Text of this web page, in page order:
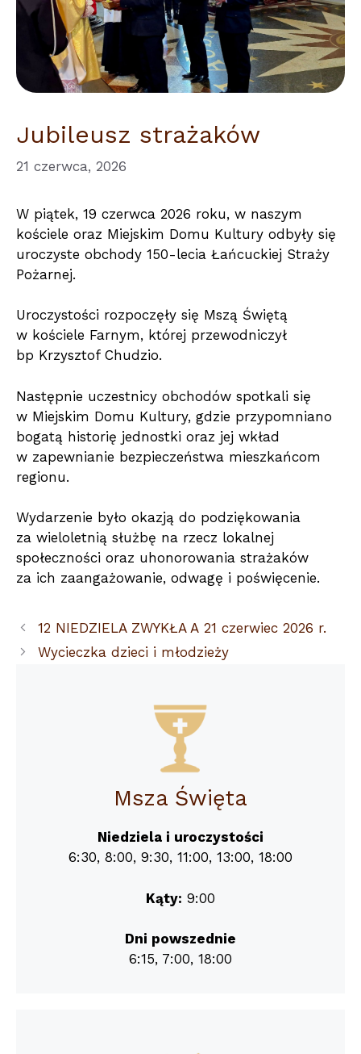
Jubileusz strażaków
21 czerwca, 2026
W piątek, 19 czerwca 2026 roku, w naszym
kościele oraz Miejskim Domu Kultury odbyły się
uroczyste obchody 150-lecia Łańcuckiej Straży
Pożarnej.
Uroczystości rozpoczęły się Mszą Świętą
w kościele Farnym, której przewodniczył
bp Krzysztof Chudzio.
Następnie uczestnicy obchodów spotkali się
w Miejskim Domu Kultury, gdzie przypomniano
bogatą historię jednostki oraz jej wkład
w zapewnianie bezpieczeństwa mieszkańcom
regionu.
Wydarzenie było okazją do podziękowania
za wieloletnią służbę na rzecz lokalnej
społeczności oraz uhonorowania strażaków
za ich zaangażowanie, odwagę i poświęcenie.
12 NIEDZIELA ZWYKŁA A 21 czerwiec 2026 r.
Wycieczka dzieci i młodzieży
Msza Święta
Niedziela i uroczystości
6:30, 8:00, 9:30, 11:00, 13:00, 18:00
Kąty: 9:00
Dni powszednie
6:15, 7:00, 18:00